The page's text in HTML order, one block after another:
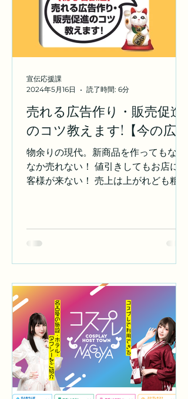
った場所を訪れる「聖地巡礼」は、特
に人気のある観光活動です。例えば、
『君の名は。』の舞台となった岐阜県
飛騨市や、『ラブライブ！』の舞台で
れらの場所は、作品のファンが訪れる
ホテルとアニメ/キャラクターのコラボ
レーション 近年、アニメやキャラクタ
えています。例えば、スーパーホテル
は『進撃の巨人』とコラボした宿泊プ
ランを提供し
売れる広告作り・販売促進
のコツ教えます!【今の広
告・販売促進リニューアル
勉強会】開催！
物余りの現代。新商品を作ってもなか
なか売れない！ 値引きしてもお店にお
客様が来ない！ 売上は上がれども粗利
しても、消費者の注意を引くことが難
も、それが必ずしもお客様の来店につ
ながるわけではありません。 売上は増
えるかもしれませんが、利益率が低い
ため、経営の持続可能性に影響を与え
ます。 昔ほど商売が簡単ではなくなっ
てきました。 それはインターネット前
と後ではかなり違いが出てきていま
す。 ライバルが増え、誰もが価格順や
宣伝応援課
2024年5月16日
読了時間: 6分